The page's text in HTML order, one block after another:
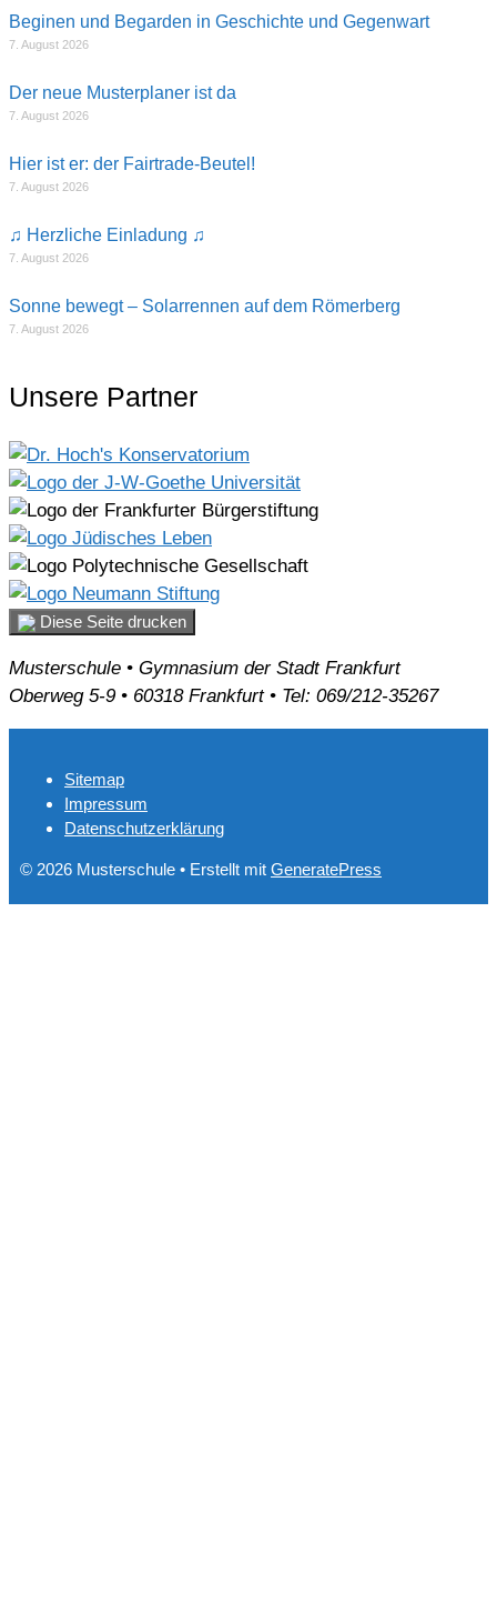
Beginen und Begarden in Geschichte und Gegenwart
7. August 2026
Der neue Musterplaner ist da
7. August 2026
Hier ist er: der Fairtrade-Beutel!
7. August 2026
♫ Herzliche Einladung ♫
7. August 2026
Sonne bewegt – Solarrennen auf dem Römerberg
7. August 2026
Unsere Partner
Diese Seite drucken
Musterschule • Gymnasium der Stadt Frankfurt
Oberweg 5-9 • 60318 Frankfurt • Tel: 069/212-35267
Sitemap
Impressum
Datenschutzerklärung
© 2026 Musterschule • Erstellt mit GeneratePress